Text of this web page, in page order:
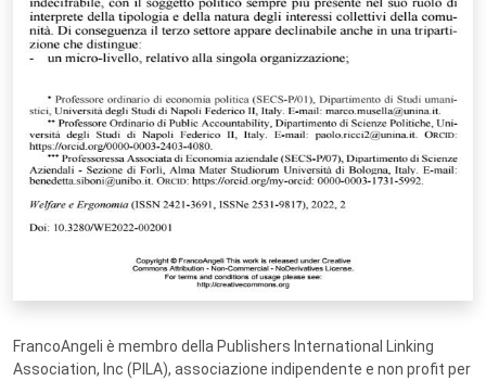
FrancoAngeli è membro della Publishers International Linking
Association, Inc (PILA), associazione indipendente e non profit per